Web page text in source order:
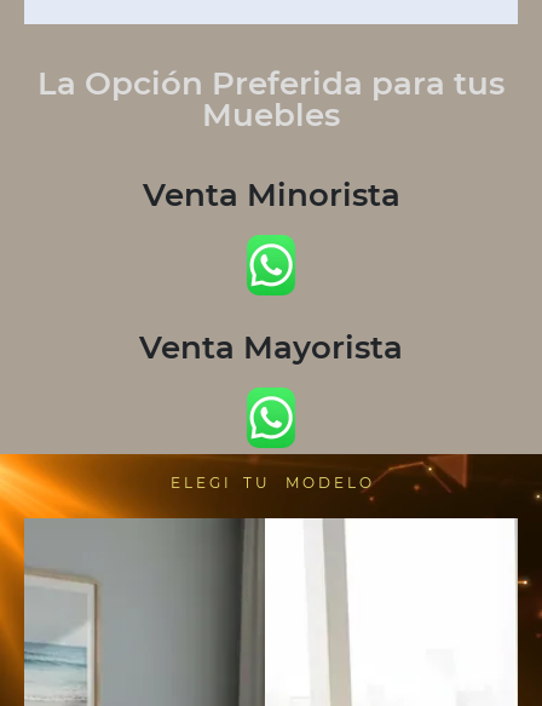
La Opción Preferida para tus
Muebles
Venta Minorista
Venta Mayorista
E L E G I T U M O D E L O